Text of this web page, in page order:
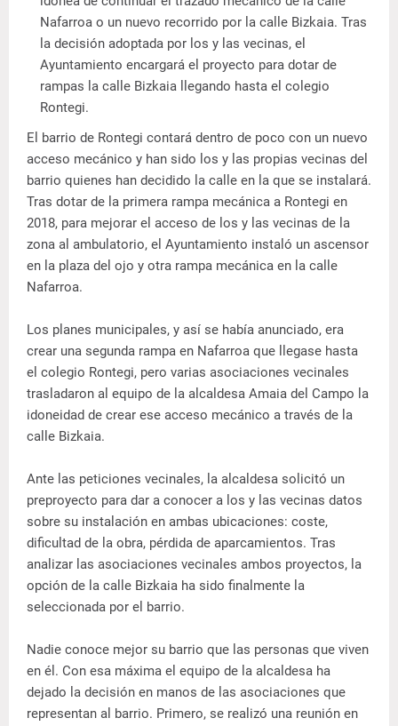
Nafarroa o un nuevo recorrido por la calle Bizkaia. Tras
la decisión adoptada por los y las vecinas, el
Ayuntamiento encargará el proyecto para dotar de
rampas la calle Bizkaia llegando hasta el colegio
Rontegi.
El barrio de Rontegi contará dentro de poco con un nuevo
acceso mecánico y han sido los y las propias vecinas del
barrio quienes han decidido la calle en la que se instalará.
Tras dotar de la primera rampa mecánica a Rontegi en
2018, para mejorar el acceso de los y las vecinas de la
zona al ambulatorio, el Ayuntamiento instaló un ascensor
en la plaza del ojo y otra rampa mecánica en la calle
Nafarroa.
Los planes municipales, y así se había anunciado, era
crear una segunda rampa en Nafarroa que llegase hasta
el colegio Rontegi, pero varias asociaciones vecinales
trasladaron al equipo de la alcaldesa Amaia del Campo la
idoneidad de crear ese acceso mecánico a través de la
calle Bizkaia.
Ante las peticiones vecinales, la alcaldesa solicitó un
preproyecto para dar a conocer a los y las vecinas datos
sobre su instalación en ambas ubicaciones: coste,
dificultad de la obra, pérdida de aparcamientos. Tras
analizar las asociaciones vecinales ambos proyectos, la
opción de la calle Bizkaia ha sido finalmente la
seleccionada por el barrio.
Nadie conoce mejor su barrio que las personas que viven
en él. Con esa máxima el equipo de la alcaldesa ha
dejado la decisión en manos de las asociaciones que
representan al barrio. Primero, se realizó una reunión en